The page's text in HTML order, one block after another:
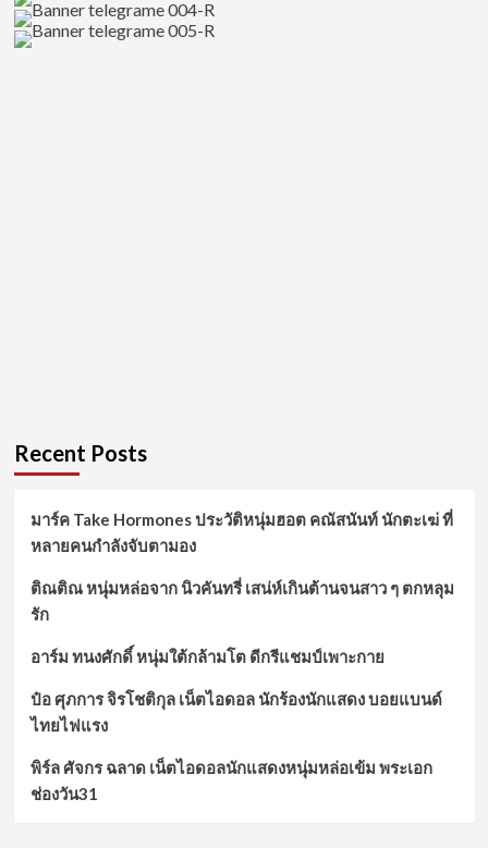
ไทย
Recent Posts
มาร์ค Take Hormones ประวัติหนุ่มฮอต คณัสนันท์ นักตะเฆ่ ที่
หลายคนกำลังจับตามอง
ติณติณ หนุ่มหล่อจาก นิวคันทรี่ เสน่ห์เกินต้านจนสาว ๆ ตกหลุม
รัก
อาร์ม ทนงศักดิ์ หนุ่มใต้กล้ามโต ดีกรีแชมป์เพาะกาย
ป๋อ ศุภการ จิรโชติกุล เน็ตไอดอล นักร้องนักแสดง บอยแบนด์
ไทยไฟแรง
พิร์ล ศัจกร ฉลาด เน็ตไอดอลนักแสดงหนุ่มหล่อเข้ม พระเอก
ช่องวัน31